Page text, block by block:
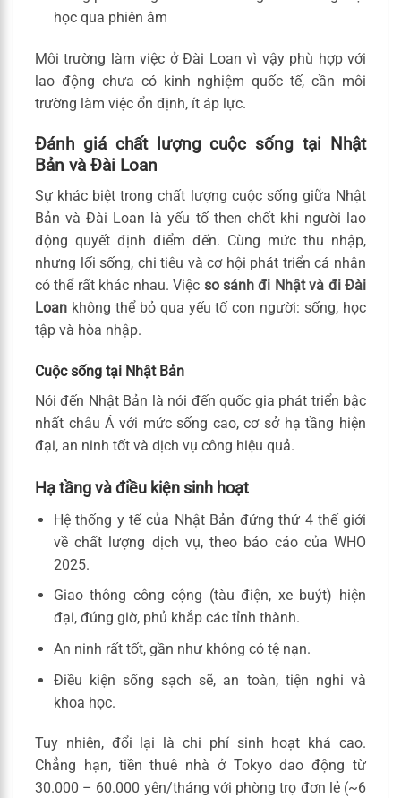
học qua phiên âm
Môi trường làm việc ở Đài Loan vì vậy phù hợp với
lao động chưa có kinh nghiệm quốc tế, cần môi
trường làm việc ổn định, ít áp lực.
Đánh giá chất lượng cuộc sống tại Nhật
Bản và Đài Loan
Sự khác biệt trong chất lượng cuộc sống giữa Nhật
Bản và Đài Loan là yếu tố then chốt khi người lao
động quyết định điểm đến. Cùng mức thu nhập,
nhưng lối sống, chi tiêu và cơ hội phát triển cá nhân
có thể rất khác nhau. Việc so sánh đi Nhật và đi Đài
Loan không thể bỏ qua yếu tố con người: sống, học
tập và hòa nhập.
Cuộc sống tại Nhật Bản
Nói đến Nhật Bản là nói đến quốc gia phát triển bậc
nhất châu Á với mức sống cao, cơ sở hạ tầng hiện
đại, an ninh tốt và dịch vụ công hiệu quả.
Hạ tầng và điều kiện sinh hoạt
Hệ thống y tế của Nhật Bản đứng thứ 4 thế giới
về chất lượng dịch vụ, theo báo cáo của WHO
2025.
Giao thông công cộng (tàu điện, xe buýt) hiện
đại, đúng giờ, phủ khắp các tỉnh thành.
An ninh rất tốt, gần như không có tệ nạn.
Điều kiện sống sạch sẽ, an toàn, tiện nghi và
khoa học.
Tuy nhiên, đổi lại là chi phí sinh hoạt khá cao.
Chẳng hạn, tiền thuê nhà ở Tokyo dao động từ
30.000 – 60.000 yên/tháng với phòng trọ đơn lẻ (~6